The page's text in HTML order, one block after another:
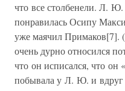
что все столбенели. Л. Ю.
понравилась Осипу
уже маячил Примаков[7].
очень дурно относился
что он исписался, что
побывала у Л. Ю. и вдруг